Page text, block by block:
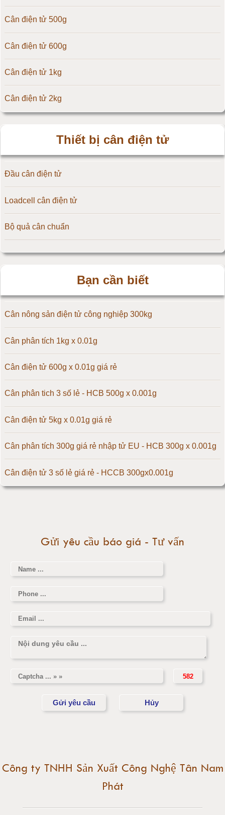
Cân điện tử CAS Hàn Quốc
Cân điện tử Yaohua
Cân điện tử Amcells
Đầu cân điện tử Flintec
Cân điện tử 500g
Cân điện tử 600g
Cân điện tử 1kg
Cân điện tử 2kg
Cân điện tử 10kg
Cân điện tử 15kg
Cân điện tử 20kg
Cân điện tử 25kg
Cân điện tử 50kg
Cân điện tử 60kg
Cân điện tử 100kg
Cân điện tử 150kg
Cân điện tử 200kg
Cân điện tử 300kg
Cân điện tử 500kg
Cân điện tử 3000kg
Cân điện tử 1 tấn
Cân điện tử 2 tấn
Cân điện tử 3 tấn
Cân điện tử 10 tấn
Cân điện tử 15 tấn
Cân điện tử 50 tấn
Thiết bị cân điện tử
Đầu cân điện tử
Loadcell cân điện tử
Bộ quả cân chuẩn
Bạn cần biết
Cân nông sản điện tử công nghiệp 300kg
Cân phân tích 1kg x 0.01g
Cân điện tử 600g x 0.01g giá rẻ
Cân phân tich 3 số lẻ - HCB 500g x 0.001g
Cân điện tử 5kg x 0.01g giá rẻ
Cân phân tích 300g giá rẻ nhập tử EU - HCB 300g x 0.001g
Cân điện tử 3 số lẻ giá rẻ - HCCB 300gx0.001g
Gửi yêu cầu báo giá - Tư vấn
Công ty TNHH Sản Xuất Công Nghệ Tân Nam
Phát